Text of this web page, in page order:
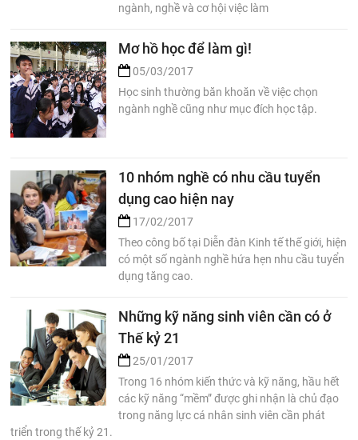
ngành, nghề và cơ hội việc làm
Mơ hồ học để làm gì!
05/03/2017
Học sinh thường băn khoăn về việc chọn
ngành nghề cũng như mục đích học tập.
10 nhóm nghề có nhu cầu tuyển
dụng cao hiện nay
17/02/2017
Theo công bố tại Diễn đàn Kinh tế thế giới, hiện
có một số ngành nghề hứa hẹn nhu cầu tuyển
dụng tăng cao.
Những kỹ năng sinh viên cần có ở
Thế kỷ 21
25/01/2017
Trong 16 nhóm kiến thức và kỹ năng, hầu hết
các kỹ năng “mềm” được ghi nhận là chủ đạo
trong năng lực cá nhân sinh viên cần phát
triển trong thế kỷ 21.